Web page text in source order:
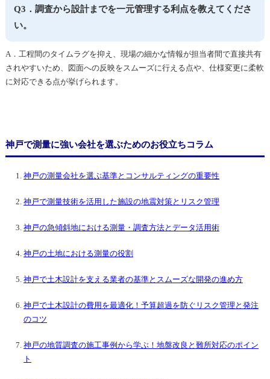
Q3．調査から設計までを一元管理する利点を教えてくださ
い。
A．工程間のタイムラグを抑え、現場の細かな情報が担当者間で直接共有
されやすいため、図面への反映をスムーズに行える点や、仕様変更に柔軟
に対応できる点が挙げられます。
神戸で測量に強い会社を選ぶためのお役立ちコラム
神戸の測量会社を選ぶ基準とコンサルティングの重要性
神戸で測量技術を活用した施設の地震対策とリスク管理
神戸の急傾斜地における測量・調査方法とデータ活用術
神戸の土地における測量の役割
神戸で土木設計を支える業者の基準とスムーズな開発の進め方
神戸で土木設計の費用を最適化！予算超過を防ぐリスク管理と発注
のコツ
神戸の地質調査の施工事例から学ぶ！地盤改良と難所対応のポイン
ト